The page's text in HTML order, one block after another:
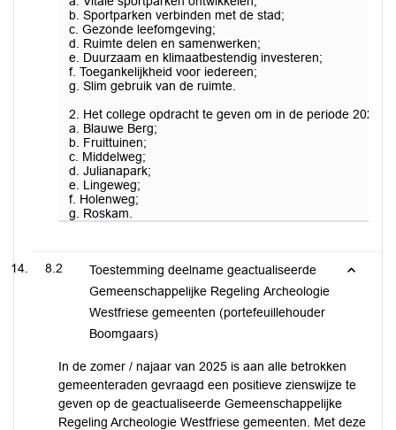
b. Sportparken verbinden met de stad;
c. Gezonde leefomgeving;
d. Ruimte delen en samenwerken;
e. Duurzaam en klimaatbestendig investeren;
f. Toegankelijkheid voor iedereen;
g. Slim gebruik van de ruimte.
2. Het college opdracht te geven om in de periode
a. Blauwe Berg;
b. Fruittuinen;
c. Middelweg;
d. Julianapark;
e. Lingeweg;
f. Holenweg;
g. Roskam.
8.2
Toestemming deelname geactualiseerde
Gemeenschappelijke Regeling Archeologie
Westfriese gemeenten (portefeuillehouder
Boomgaars)
In de zomer / najaar van 2025 is aan alle betrokken
gemeenteraden gevraagd een positieve zienswijze te
geven op de geactualiseerde Gemeenschappelijke
Regeling Archeologie Westfriese gemeenten. Met deze